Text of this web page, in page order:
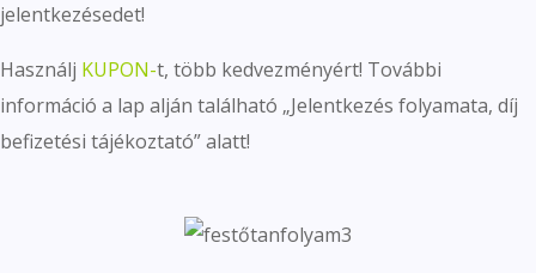
jelentkezésedet!
Használj KUPON-t, több kedvezményért! További
információ a lap alján található „Jelentkezés folyamata, díj
befizetési tájékoztató” alatt!